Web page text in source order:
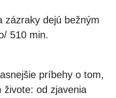
zázraky dejú bežným
510 min.
príbehy o tom,
živote: od zjavenia